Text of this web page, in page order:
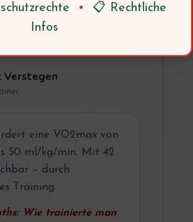
Verstegen
eine VO2max von
50 ml/kg/min. Mit 42
– durch
Training.
Wie trainierte man
• 📋 Rechtliche
Infos